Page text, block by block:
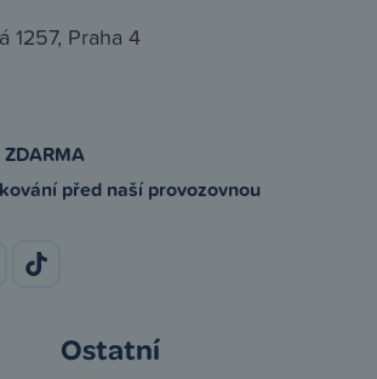
1257, Praha 4
před naší provozovnou
Ostatní